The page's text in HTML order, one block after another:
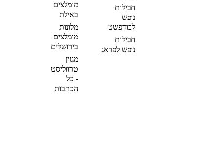
חבילות
נופש
לבודפשט
חבילות
נופש לפראג
מומלצים
באילת
מלונות
מומלצים
בירושלים
מגזין
טרווליסט
- כל
הכתבות